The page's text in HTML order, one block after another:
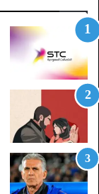
ا
ت
ص
ل
(
s
,
م
و
ب